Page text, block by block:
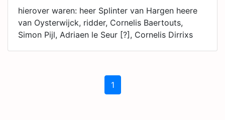
hierover waren: heer Splinter van Hargen heere
van Oysterwijck, ridder, Cornelis Baertouts,
Simon Pijl, Adriaen le Seur [?], Cornelis Dirrixs
1